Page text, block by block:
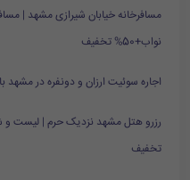
مسافرخانه خیابان شیرازی مشهد |
نواب+50% تخفیف
اجاره سوئیت ارزان و دونفره در مشهد با
تخفیف